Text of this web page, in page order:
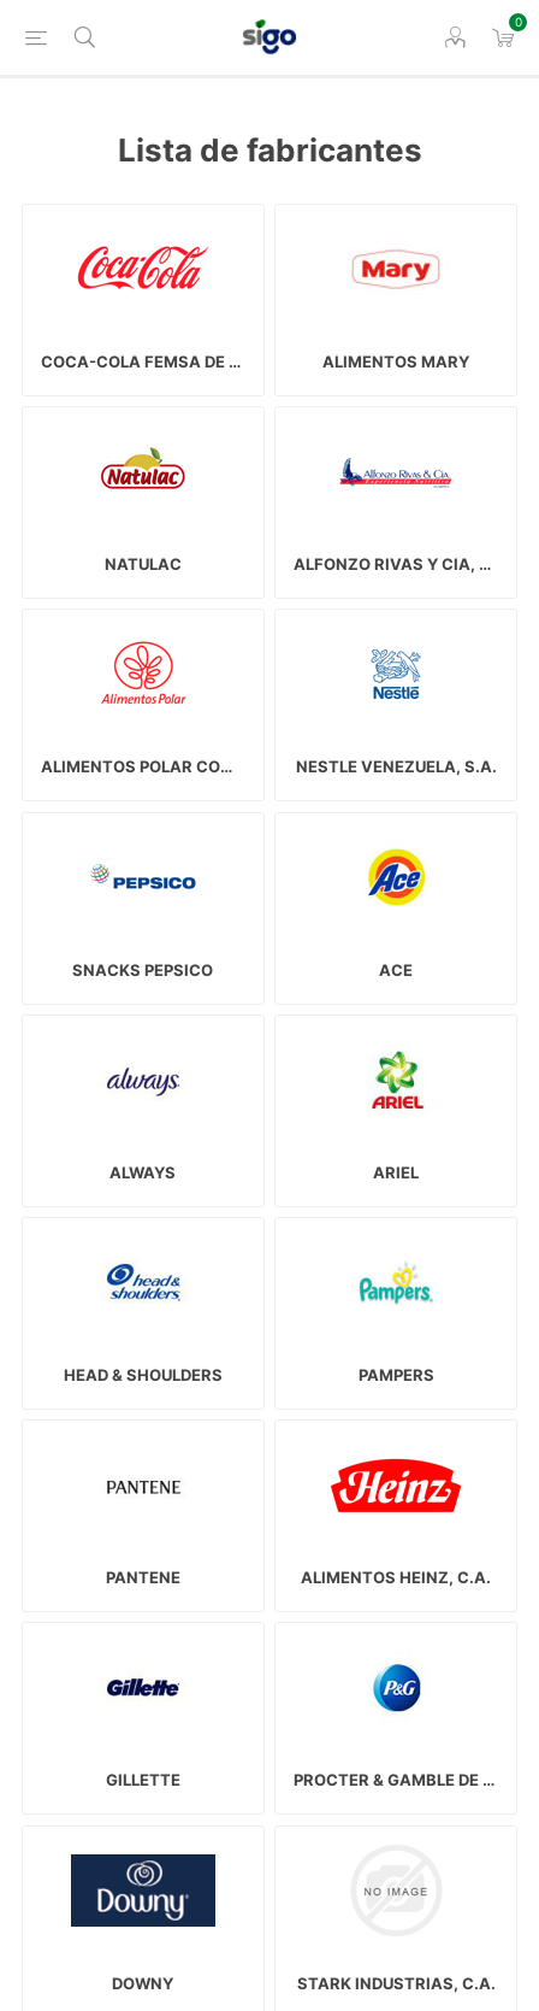
0
Lista de fabricantes
COCA-COLA FEMSA DE VENEZUELA, S.A. ALIMENTOS MARY
NATULAC ALFONZO RIVAS Y CIA, C.A.
ALIMENTOS POLAR COMERCIAL, C.A. NESTLE VENEZUELA, S.A.
SNACKS PEPSICO ACE
ALWAYS ARIEL
HEAD & SHOULDERS PAMPERS
PANTENE ALIMENTOS HEINZ, C.A.
GILLETTE PROCTER & GAMBLE DE VENEZUELA, S.C.A.
DOWNY STARK INDUSTRIAS, C.A.